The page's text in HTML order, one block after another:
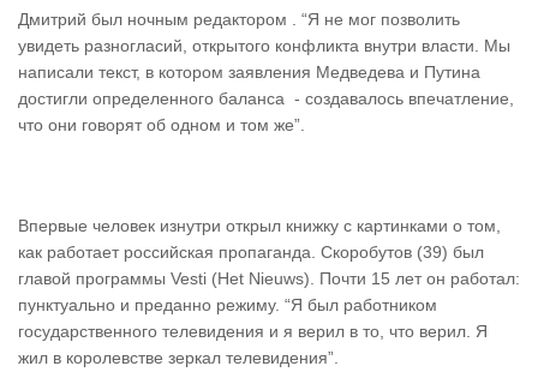
Дмитрий был ночным редактором . “Я не мог позволить
увидеть разногласий, открытого конфликта внутри власти. Мы
написали текст, в котором заявления Медведева и Путина
достигли определенного баланса - создавалось впечатление,
что они говорят об одном и том же”.
Впервые человек изнутри открыл книжку с картинками о том,
как работает российская пропаганда. Скоробутов (39) был
главой программы Vesti (Het Nieuws). Почти 15 лет он работал:
пунктуально и преданно режиму. “Я был работником
государственного телевидения и я верил в то, что верил. Я
жил в королевстве зеркал телевидения”.